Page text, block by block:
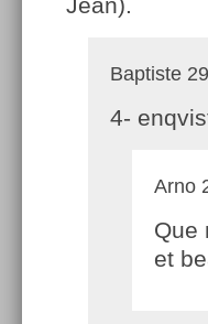
Baptiste
4-
Arno
Que
et